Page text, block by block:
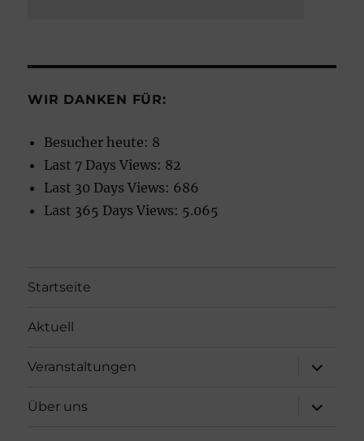
WIR DANKEN FÜR:
Besucher heute: 8
Last 7 Days Views: 82
Last 30 Days Views: 686
Last 365 Days Views: 5.065
Startseite
Aktuell
Veranstaltungen
öffnen
Über uns
öffnen